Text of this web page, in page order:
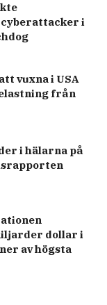
cyberattacker i
vuxna i USA
från
i hälarna på
dollar i
av högsta